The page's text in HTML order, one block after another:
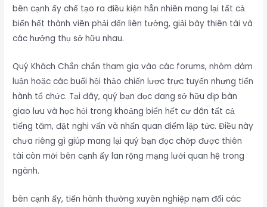
bên cạnh ấy chế tạo ra điều kiện hẳn nhiên mang lại tất cả
biển hết thành viên phải đến liên tưởng, giải bày thiên tài và
các hưởng thụ sở hữu nhau.
Quý Khách Chắn chắn tham gia vào các forums, nhóm đàm
luận hoặc các buổi hội thảo chiến lược trực tuyến nhưng tiến
hành tổ chức. Tại đây, quý bạn đọc đang sở hữu dịp bàn
giao lưu và học hỏi trong khoảng biển hết cư dân tất cả
tiếng tăm, đặt nghi vấn và nhấn quan điểm lập tức. Điều này
chưa riêng gì giúp mang lại quý bạn đọc chớp được thiên
tài còn mới bên cạnh ấy lan rộng mạng lưới quan hệ trong
ngành.
bên cạnh ấy, tiến hành thường xuyên nghiệp nạm đổi các